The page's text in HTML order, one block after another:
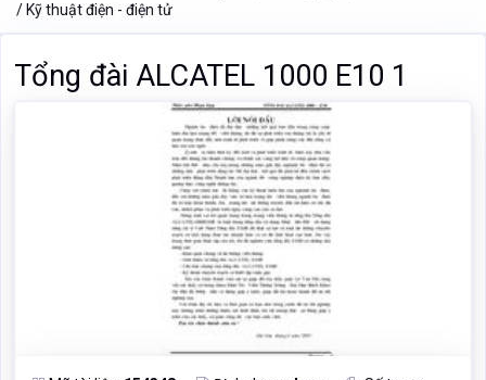
Kỹ thuật điện - điện tử
Tổng đài ALCATEL 1000 E10 1